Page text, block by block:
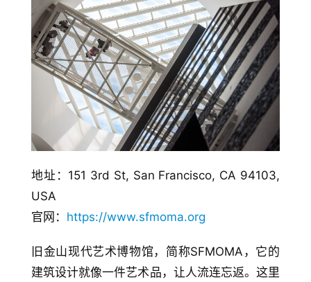
地址：151 3rd St, San Francisco, CA 94103,
USA
官网： https://www.sfmoma.org
旧金山现代艺术博物馆，简称SFMOMA，它的
建筑设计就像一件艺术品，让人流连忘返。这里